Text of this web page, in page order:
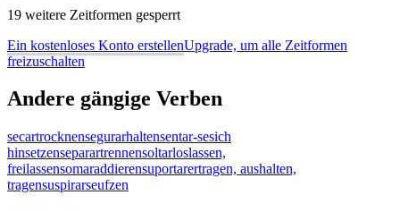
19 weitere Zeitformen gesperrt
Ein kostenloses Konto erstellenUpgrade, um alle Zeitformen
freizuschalten
Andere gängige Verben
secartrocknensegurarhaltensentar-sesich
hinsetzenseparartrennensoltarloslassen,
freilassensomaraddierensuportarertragen, aushalten,
tragensuspirarseufzen